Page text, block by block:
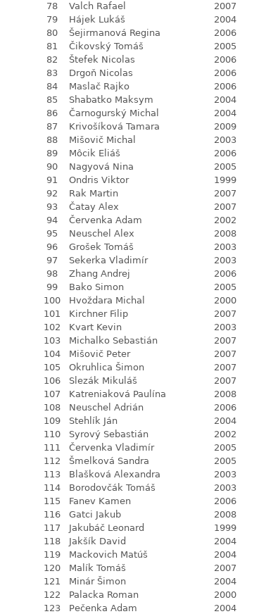
78
Valch Rafael 2007
79
Hájek Lukáš 2004
80
Šejirmanová Regina 2006
81
Čikovský Tomáš 2005
82
Štefek Nicolas 2006
83
Drgoň Nicolas 2006
84
Maslač Rajko 2006
85
Shabatko Maksym 2004
86
Čarnogurský Michal 2004
87
Krivošíková Tamara 2009
88
Mišovič Michal 2003
89
Môcik Eliáš 2006
90
Nagyová Nina 2005
91
Ondris Viktor 1999
92
Rak Martin 2007
93
Čatay Alex 2007
94
Červenka Adam 2002
95
Neuschel Alex 2008
96
Grošek Tomáš 2003
97
Sekerka Vladimír 2003
98
Zhang Andrej 2006
99
Bako Simon 2005
100
Hvoždara Michal 2000
101
Kirchner Filip 2007
102
Kvart Kevin 2003
103
Michalko Sebastián 2007
104
Mišovič Peter 2007
105
Okruhlica Šimon 2007
106
Slezák Mikuláš 2007
107
Katreniaková Paulína 2008
108
Neuschel Adrián 2006
109
Stehlík Ján 2004
110
Syrový Sebastián 2002
111
Červenka Vladimír 2005
112
Šmelková Sandra 2005
113
Blašková Alexandra 2003
114
Borodovčák Tomáš 2003
115
Fanev Kamen 2006
116
Gatci Jakub 2008
117
Jakubáč Leonard 1999
118
Jakšík David 2004
119
Mackovich Matúš 2004
120
Malík Tomáš 2007
121
Minár Šimon 2004
122
Palacka Roman 2000
123
Pečenka Adam 2004